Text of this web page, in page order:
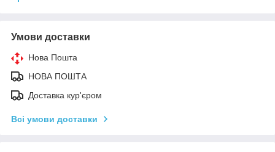
Умови доставки
Нова Пошта
НОВА ПОШТА
Доставка кур'єром
Всі умови доставки